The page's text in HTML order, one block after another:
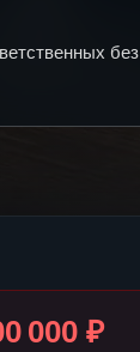
без
000 ₽